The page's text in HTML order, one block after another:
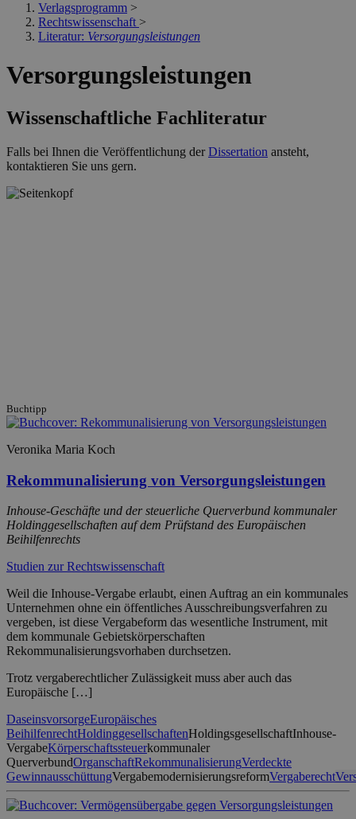
Verlagsprogramm >
Rechtswissenschaft >
Literatur: Versorgungsleistungen
Versorgungsleistungen
Wissenschaftliche Fachliteratur
Falls bei Ihnen die Veröffentlichung derDissertation ansteht,
kontaktieren Sie uns gern.
Buchtipp
Veronika Maria Koch
Rekommunalisierung von Versorgungsleistungen
Inhouse-Geschäfte und der steuerliche Querverbund kommunaler
Holdinggesellschaften auf dem Prüfstand des Europäischen
Beihilfenrechts
Studien zur Rechtswissenschaft
Weil die Inhouse-Vergabe erlaubt, einen Auftrag an ein kommunales
Unternehmen ohne ein öffentliches Ausschreibungsverfahren zu
vergeben, ist diese Vergabeform das wesentliche Instrument, mit
dem kommunale Gebietskörperschaften
Rekommunalisierungsvorhaben durchsetzen.
Trotz vergaberechtlicher Zulässigkeit muss aber auch das
Europäische […]
DaseinsvorsorgeEuropäisches
BeihilfenrechtHoldinggesellschaftenHoldingsgesellschaftInhouse-
VergabeKörperschaftssteuerkommunaler
QuerverbundOrganschaftRekommunalisierungVerdeckte
GewinnausschüttungVergabemodernisierungsreformVergaberecht